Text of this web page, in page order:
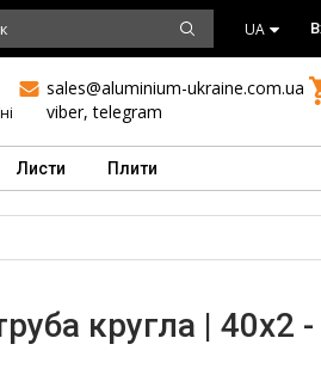
UA
sales@aluminium-ukraine.com.ua
viber,telegram
Листи Плити
кругла | 40х2